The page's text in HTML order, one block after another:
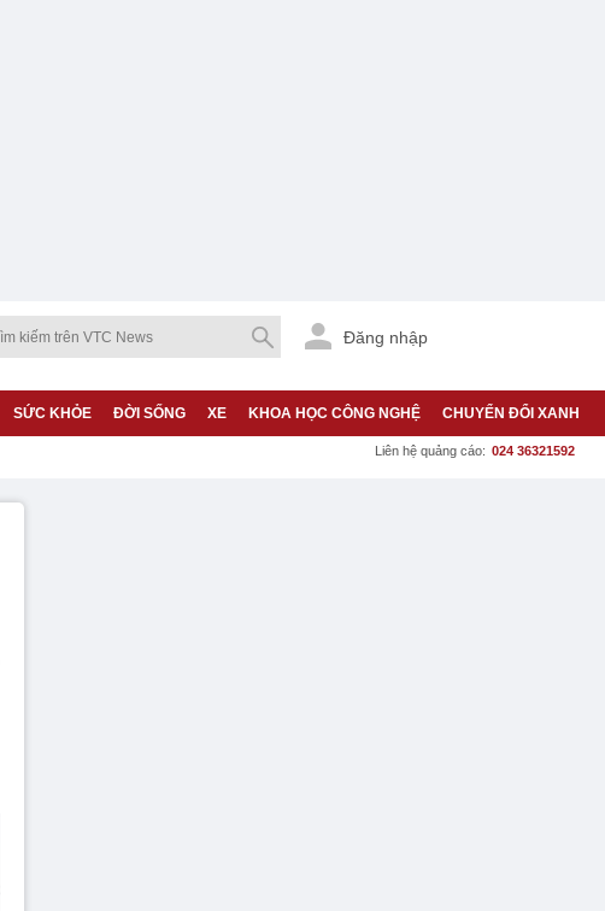
Đăng nhập
SỨC KHỎE ĐỜI SỐNG XE KHOA HỌC CÔNG NGHỆ CHUYỂN ĐỔI XANH
Liên hệ quảng cáo: 024 36321592